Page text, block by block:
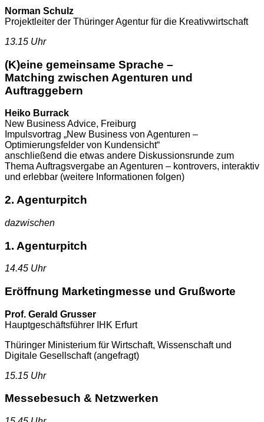
Norman Schulz
Projektleiter der Thüringer Agentur für die Kreativwirtschaft
13.15 Uhr
(K)eine gemeinsame Sprache –
Matching zwischen Agenturen und
Auftraggebern
Heiko Burrack
New Business Advice, Freiburg
Impulsvortrag „New Business von Agenturen –
Optimierungsfelder von Kundensicht“
anschließend die etwas andere Diskussionsrunde zum
Thema Auftragsvergabe an Agenturen – kontrovers, interaktiv
und erlebbar (weitere Informationen folgen)
2. Agenturpitch
dazwischen
1. Agenturpitch
14.45 Uhr
Eröffnung Marketingmesse und Grußworte
Prof. Gerald Grusser
Hauptgeschäftsführer IHK Erfurt
Thüringer Ministerium für Wirtschaft, Wissenschaft und
Digitale Gesellschaft (angefragt)
15.15 Uhr
Messebesuch & Netzwerken